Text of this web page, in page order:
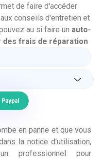
de faire d'accéder
conseils d'entretien et
au si faire un auto-
des frais de réparation
en panne et que vous
la notice d'utilisation,
professionnel pour